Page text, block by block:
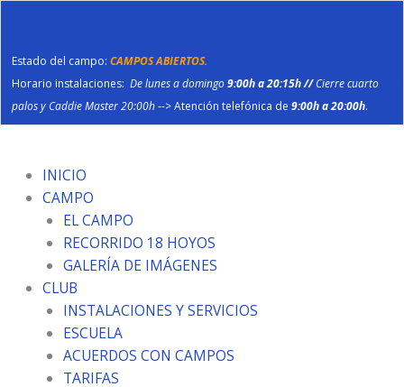
Estado del campo: CAMPOS ABIERTOS.
Horario instalaciones: De lunes a domingo9:00h a 20:15h //Cierre cuarto
palos y Caddie Master 20:00h--> Atención telefónica de 9:00h a 20:00h.
contenido
INICIO
CAMPO
EL CAMPO
RECORRIDO 18 HOYOS
GALERÍA DE IMÁGENES
CLUB
INSTALACIONES Y SERVICIOS
ESCUELA
ACUERDOS CON CAMPOS
TARIFAS